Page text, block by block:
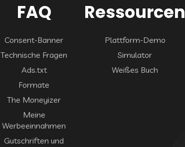
FAQ
Consent-Banner
Technische Fragen
Ads.txt
Formate
The Moneyizer
Meine
Werbeeinnahmen
Gutschriften und
Ressourcen
Plattform-Demo
Simulator
Weißes Buch